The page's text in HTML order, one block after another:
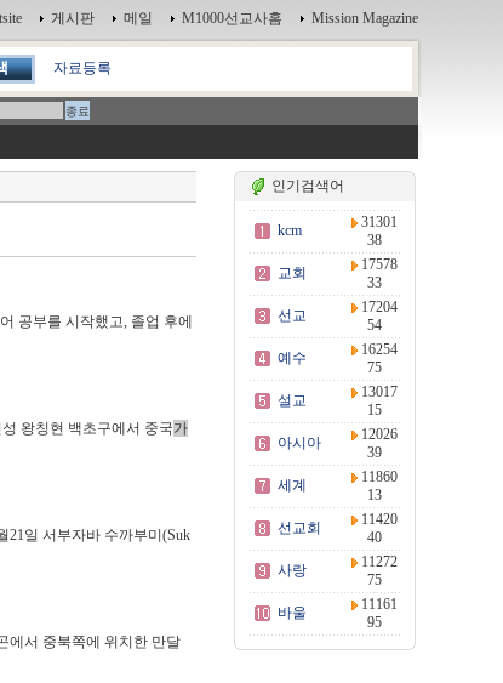
게시판 메일 M1000선교사홈 Mission Magazine
자료등록
공부를 시작했고, 졸업 후에
왕칭현 백초구에서 중국가
21일 서부자바 수까부미(Suk
에서 중북쪽에 위치한 만달
인기검색어
kcm
31301
38
교회
17578
33
선교
17204
54
예수
16254
75
설교
13017
15
아시아
12026
39
세계
11860
13
선교회
11420
40
사랑
11272
75
바울
11161
95